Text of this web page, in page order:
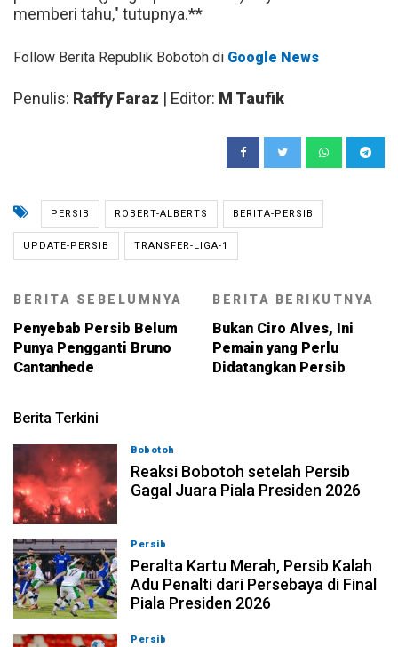
memberi tahu," tutupnya.**
Follow Berita Republik Bobotoh di Google News
Penulis: Raffy Faraz | Editor: M Taufik
PERSIB ROBERT-ALBERTS BERITA-PERSIB
UPDATE-PERSIB TRANSFER-LIGA-1
BERITA SEBELUMNYA
Penyebab Persib Belum
Punya Pengganti Bruno
Cantanhede
BERITA BERIKUTNYA
Bukan Ciro Alves, Ini
Pemain yang Perlu
Didatangkan Persib
Berita Terkini
Bobotoh
Reaksi Bobotoh setelah Persib
Gagal Juara Piala Presiden 2026
Persib
Peralta Kartu Merah, Persib Kalah
Adu Penalti dari Persebaya di Final
Piala Presiden 2026
Persib